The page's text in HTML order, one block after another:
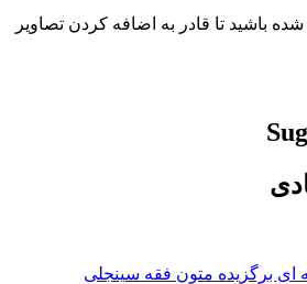
باشید تا قادر به اضافه کردن تصاویر